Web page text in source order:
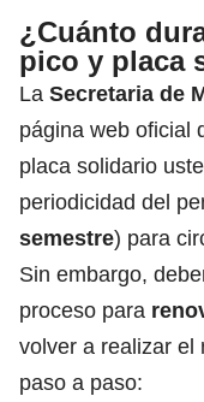
¿Cuánto
pico y placa
La Secretaria de
página web oficial
placa solidario
periodicidad del
semestre) para
Sin embargo,
proceso para
volver a realizar el
paso a paso: